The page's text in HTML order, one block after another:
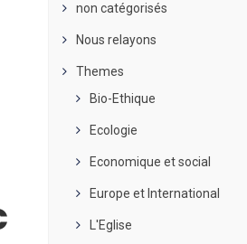
non catégorisés
Nous relayons
Themes
Bio-Ethique
Ecologie
Economique et social
Europe et International
L'Eglise